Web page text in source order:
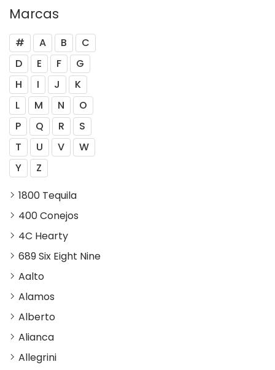
Marcas
# A B
C
D
E F
G
H
I J
K
L
M N
O
P
Q R
S
T
U V
W
Y
Z
1800 Tequila
400 Conejos
4C Hearty
689 Six Eight Nine
Aalto
Alamos
Alberto
Alianca
Allegrini